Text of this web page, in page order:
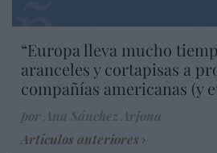
“Europa lleva mucho
aranceles y cortapisas a
compañías americanas (y
Artículos anteriores